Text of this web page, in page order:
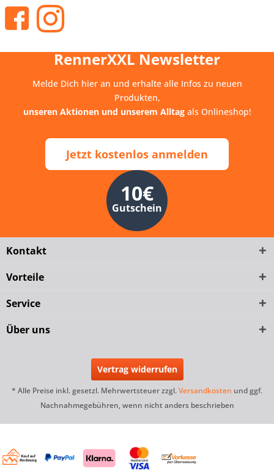
RennerXXL Newsletter
Melde Dich hier an und erhalte alle Infos zu neuen
Produkten,
unseren Aktionen und unserem Alltagals Onlineshop!
Jetzt kostenlos anmelden
10€
Gutschein
Kontakt
Vorteile
Service
Über uns
Vertrag widerrufen
* Alle Preise inkl. gesetzl. Mehrwertsteuer zzgl.Versandkosten und ggf.
Nachnahmegebühren, wenn nicht anders beschrieben